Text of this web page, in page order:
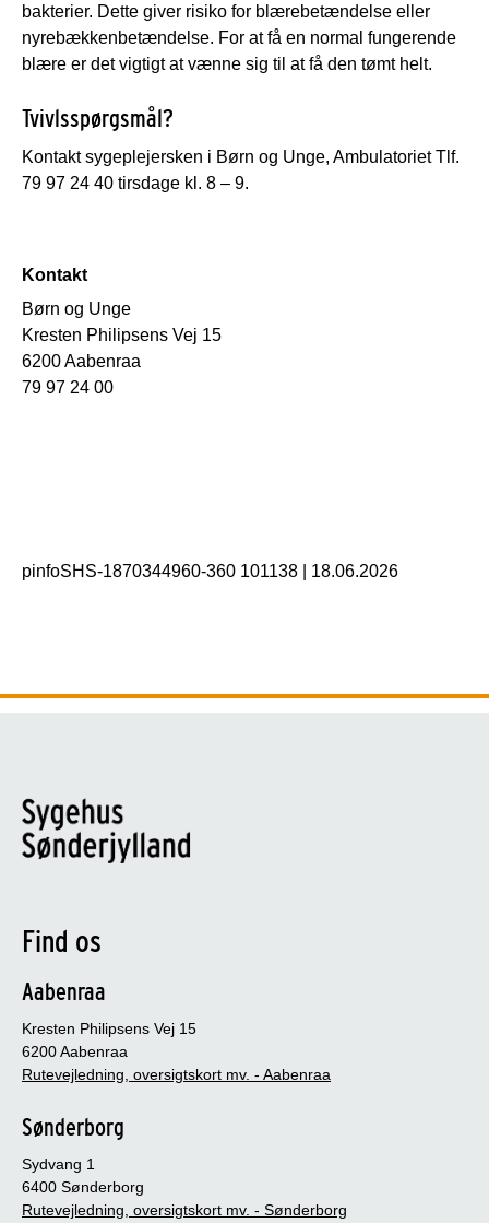
bakterier. Dette giver risiko for blærebetændelse eller
nyrebækkenbetændelse. For at få en normal fungerende
blære er det vigtigt at vænne sig til at få den tømt helt.
Tvivlsspørgsmål?
Kontakt sygeplejersken i Børn og Unge, Ambulatoriet Tlf.
79 97 24 40 tirsdage kl. 8 – 9.
Kontakt
Børn og Unge
Kresten Philipsens Vej 15
6200 Aabenraa
79 97 24 00
pinfoSHS-1870344960-360 101138 18.06.2026
Find os
Aabenraa
Kresten Philipsens Vej 15
6200 Aabenraa
Rutevejledning, oversigtskort mv. - Aabenraa
Sønderborg
Sydvang 1
6400 Sønderborg
Rutevejledning, oversigtskort mv. - Sønderborg